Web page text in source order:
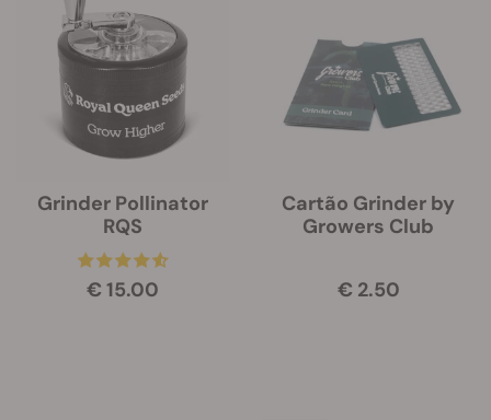
Grinder Pollinator
RQS
€ 15.00
Cartão Grinder by
Growers Club
€ 2.50